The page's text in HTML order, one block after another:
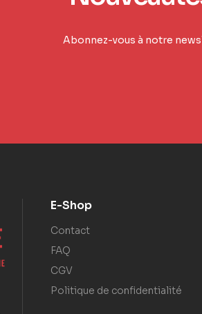
Abonnez-vous à notre
E-Shop
Contact
FAQ
CGV
Politique de confidentialité